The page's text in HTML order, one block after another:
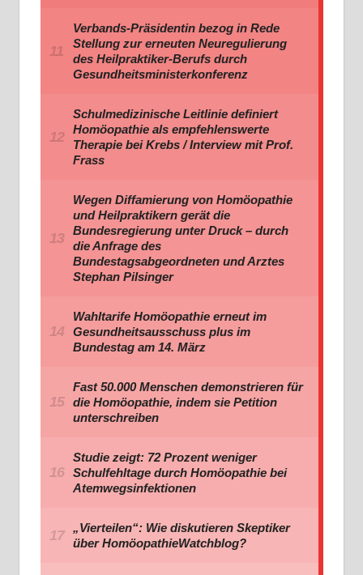
Verbands-Präsidentin bezog in Rede
Stellung zur erneuten Neuregulierung
des Heilpraktiker-Berufs durch
Gesundheitsministerkonferenz
Schulmedizinische Leitlinie definiert
Homöopathie als empfehlenswerte
Therapie bei Krebs / Interview mit Prof.
Frass
Wegen Diffamierung von Homöopathie
und Heilpraktikern gerät die
Bundesregierung unter Druck – durch
die Anfrage des
Bundestagsabgeordneten und Arztes
Stephan Pilsinger
Wahltarife Homöopathie erneut im
Gesundheitsausschuss plus im
Bundestag am 14. März
Fast 50.000 Menschen demonstrieren für
die Homöopathie, indem sie Petition
unterschreiben
Studie zeigt: 72 Prozent weniger
Schulfehltage durch Homöopathie bei
Atemwegsinfektionen
„Vierteilen“: Wie diskutieren Skeptiker
über HomöopathieWatchblog?